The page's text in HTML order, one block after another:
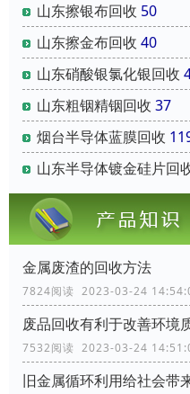
山东擦银布回收 50
山东擦金布回收 40
山东硝酸银氯化银回收
山东粗铟精铟回收 37
烟台半导体蓝膜回收
山东半导体镀金硅片回
金属废渣的回收方法
7824阅读 2023-03-24
废品回收有利于改善环境
7532阅读 2023-03-24
旧金属循环利用给社会带